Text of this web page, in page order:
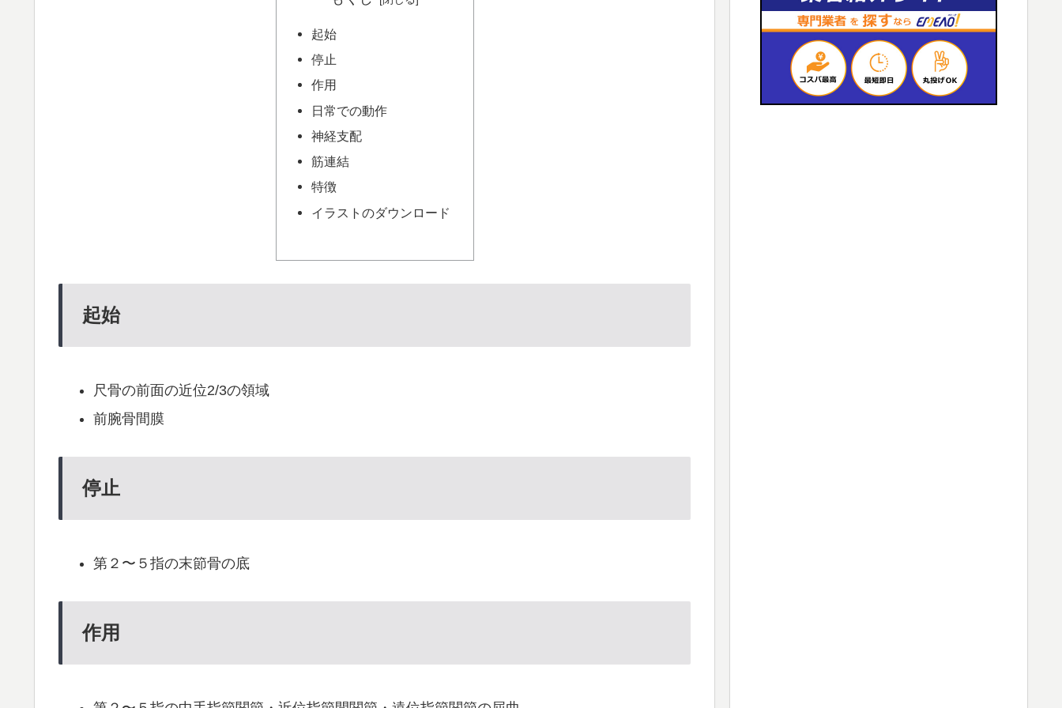
起始
停止
作用
日常での動作
神経支配
筋連結
特徴
イラストのダウンロード
起始
尺骨の前面の近位2/3の領域
前腕骨間膜
停止
第２〜５指の末節骨の底
作用